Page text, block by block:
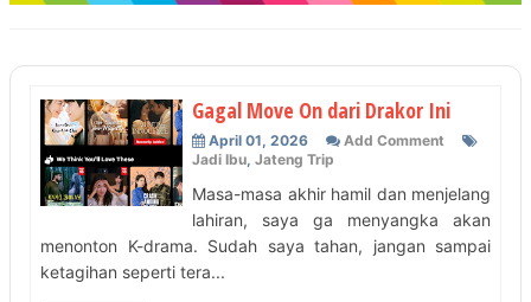
Gagal Move On dari Drakor Ini
April 01, 2026
Add Comment
Jadi Ibu, Jateng Trip
Masa-masa akhir hamil dan menjelang
lahiran, saya ga menyangka akan
menonton K-drama. Sudah saya tahan, jangan sampai
ketagihan seperti tera...